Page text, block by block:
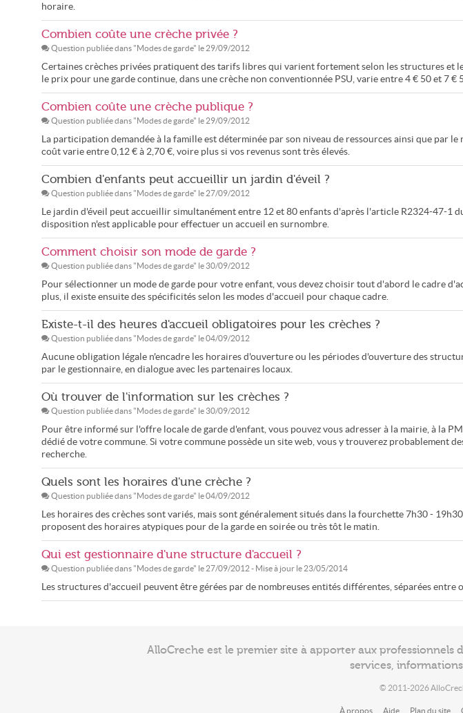
horaire.
Combien coûte une crèche privée ?
Question publiée dans "Modes de garde" le 29/09/2012
Certaines crèches privées pratiquent des tarifs libres qui varient fortement selon les structures et
le prix pour une garde continue, dans une crèche non conventionnée PSU, varie entre 4 € 50 et 7 €
Combien coûte une crèche publique ?
Question publiée dans "Modes de garde" le 29/09/2012
La participation demandée à la famille est déterminée par son niveau de ressources ainsi que par le
coût varie entre 0,12 € à 2,70 €, voire plus si vos revenus sont très élevés.
Combien d'enfants peut accueillir un jardin d'éveil ?
Question publiée dans "Modes de garde" le 27/09/2012
Le jardin d'éveil peut accueillir simultanément entre 12 et 80 enfants d'après l'article R2324-47-1
disposition n'est applicable pour effectuer un accueil en surnombre.
Comment choisir son mode de garde ?
Question publiée dans "Modes de garde" le 30/09/2012
Pour sélectionner un mode de garde pour votre enfant, vous devez choisir tout d'abord le cadre
plus, il existe ensuite des spécificités selon les modes d'accueil pour chaque cadre.
Existe-t-il des heures d'accueil obligatoires pour les crèches ?
Question publiée dans "Modes de garde" le04/09/2012
Aucune obligation légale n'encadre les horaires d'ouverture ou les périodes d'ouverture des
par le gestionnaire, en dialogue avec les partenaires locaux.
Où trouver de l'information sur les crèches ?
Question publiée dans "Modes de garde" le 30/09/2012
Pour être informé sur l'offre locale de garde d'enfant, vous pouvez vous adresser à la mairie, à la
dédié de votre commune. Si votre commune possède un site web, vous y trouverez probablement
recherche.
Quels sont les horaires d'une crèche ?
Question publiée dans "Modes de garde" le04/09/2012
Les horaires des crèches sont variés, mais sont généralement situés dans la fourchette 7h30 -
proposent des horaires atypiques pour de la garde en soirée ou très tôt le matin.
Qui est gestionnaire d'une structure d'accueil ?
Question publiée dans "Modes de garde" le 27/09/2012 - Mise à jour le 23/05/2014
Les structures d'accueil peuvent être gérées par de nombreuses entités différentes, séparées entre
AlloCreche est le premier site à apporter aux
services,
© 2011-2026
À propos Aide Plan du site